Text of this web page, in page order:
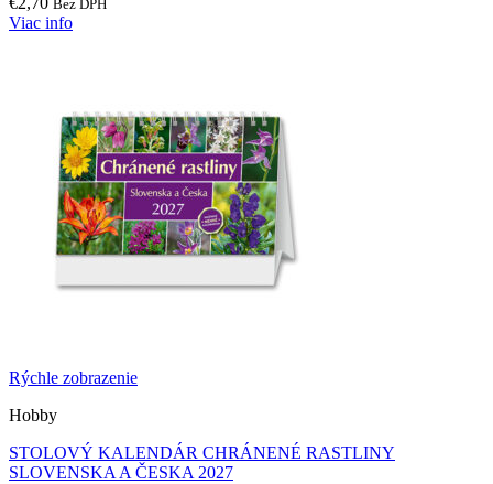
Bez DPH
Viac info
Rýchle zobrazenie
Hobby
STOLOVÝ KALENDÁR CHRÁNENÉ RASTLINY
SLOVENSKA A ČESKA 2027